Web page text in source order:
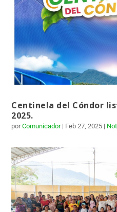
Centinela del Cóndor
2025.
porComunicador| Feb 27, 2025 |